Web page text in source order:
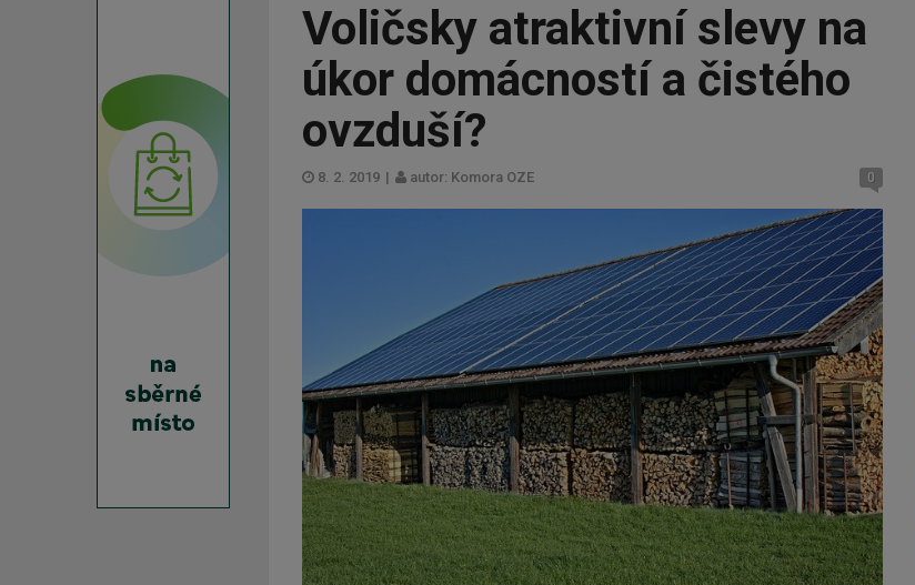
Voličsky atraktivní slevy na
úkor domácností a čistého
ovzduší?
8. 2. 2019 | autor: Komora OZE 0